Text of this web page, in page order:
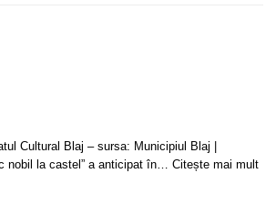
Cultural Blaj – sursa: Municipiul Blaj |
nobil la castel” a anticipat în… Citește mai mult